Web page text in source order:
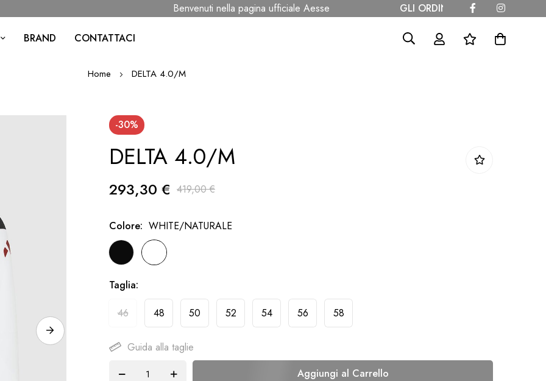
Benvenuti nella pagina ufficiale Aesse GLI ORDINI SARANNO SPEDITI A
BRAND CONTATTACI
Home DELTA 4.0/M
-30%
DELTA 4.0/M
293,30 € 419,00 €
Colore WHITE/NATURALE
Taglia
46
48 50 52 54 56 58
Guida alla taglie
Aggiungi al Carrello